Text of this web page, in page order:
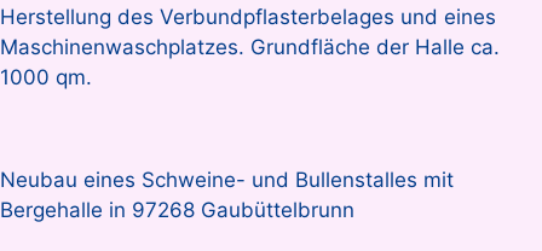
Herstellung des Verbundpflasterbelages und eines
Maschinenwaschplatzes. Grundfläche der Halle ca.
1000 qm.
Neubau eines Schweine- und Bullenstalles mit
Bergehalle in 97268 Gaubüttelbrunn